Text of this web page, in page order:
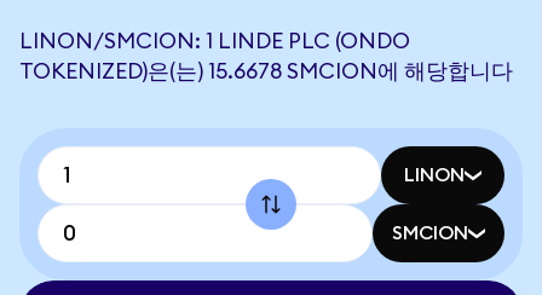
LINON/SMCION: 1 LINDE PLC (ONDO
TOKENIZED)은(는) 15.6678 SMCION에 해당합니다
LINON
SMCION